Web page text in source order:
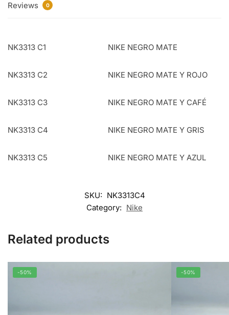
Reviews 0
NK3313 C1 NIKE NEGRO MATE
NK3313 C2 NIKE NEGRO MATE Y ROJO
NK3313 C3 NIKE NEGRO MATE Y CAFÉ
NK3313 C4 NIKE NEGRO MATE Y GRIS
NK3313 C5 NIKE NEGRO MATE Y AZUL
SKU: NK3313C4
Category: Nike
Related products
-50% -50%